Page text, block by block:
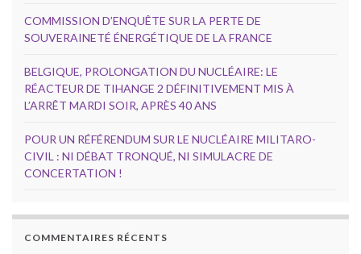
COMMISSION D’ENQUÊTE SUR LA PERTE DE
SOUVERAINETÉ ÉNERGÉTIQUE DE LA FRANCE
BELGIQUE, PROLONGATION DU NUCLÉAIRE: LE
RÉACTEUR DE TIHANGE 2 DÉFINITIVEMENT MIS À
L’ARRÊT MARDI SOIR, APRÈS 40 ANS
POUR UN RÉFÉRENDUM SUR LE NUCLÉAIRE MILITARO-
CIVIL : NI DÉBAT TRONQUÉ, NI SIMULACRE DE
CONCERTATION !
COMMENTAIRES RÉCENTS